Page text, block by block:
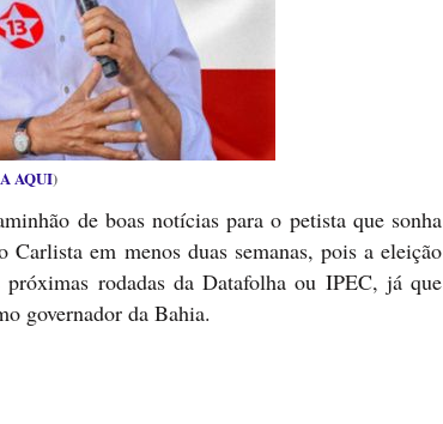
AQUI)
de boas notícias para o petista que sonha
em menos duas semanas, pois a eleição
rodadas da Datafolha ou IPEC, já que
governador da Bahia.